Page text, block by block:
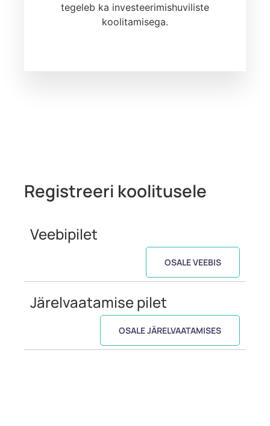
tegeleb ka investeerimishuviliste
koolitamisega.
Registreeri koolitusele
Veebipilet
OSALE VEEBIS
Järelvaatamise pilet
OSALE JÄRELVAATAMISES